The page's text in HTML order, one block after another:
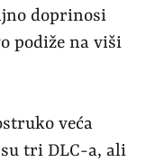
doprinosi
podiže na viši
veća
tri DLC-a, ali